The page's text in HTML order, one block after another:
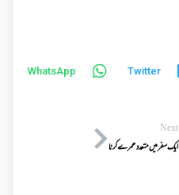
Twitter
WhatsApp
Next
ایک سفر میں متعدد عمرے کرنا